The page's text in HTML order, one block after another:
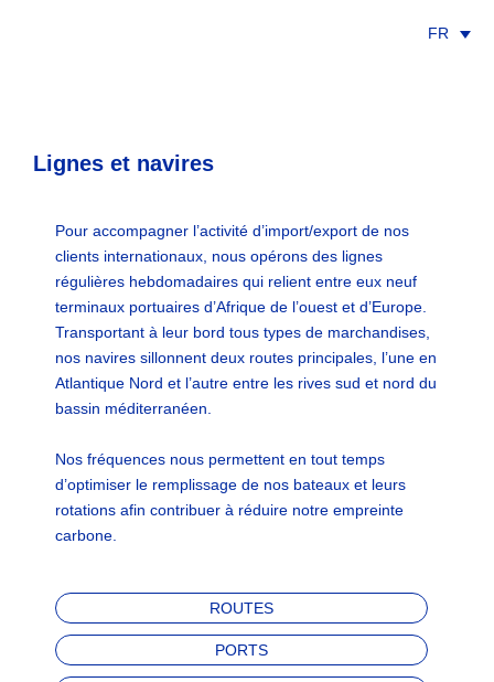
FR
Lignes et navires
Pour accompagner l’activité d’import/export de nos
clients internationaux, nous opérons des lignes
régulières hebdomadaires qui relient entre eux neuf
terminaux portuaires d’Afrique de l’ouest et d’Europe.
Transportant à leur bord tous types de marchandises,
nos navires sillonnent deux routes principales, l’une en
Atlantique Nord et l’autre entre les rives sud et nord du
bassin méditerranéen.
Nos fréquences nous permettent en tout temps
d’optimiser le remplissage de nos bateaux et leurs
rotations afin contribuer à réduire notre empreinte
carbone.
ROUTES
PORTS